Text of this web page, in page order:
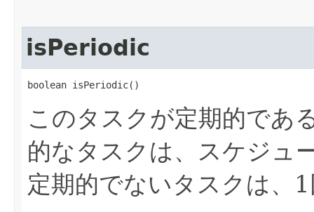
isPeriodic
boolean isPeriodic()
このタスクが定期的であ
的なタスクは、スケジュ
定期的でないタスクは、